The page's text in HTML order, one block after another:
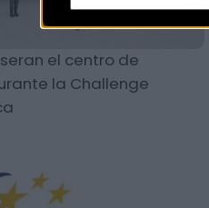
el centro de
la Challenge